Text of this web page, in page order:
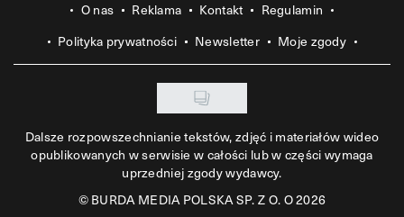
O nas Reklama Kontakt
Regulamin
Polityka prywatności
Newsletter Moje zgody
Dalsze rozpowszechnianie tekstów, zdjęć i materiałów wideo
opublikowanych w serwisie w całości lub w części wymaga
uprzedniej zgody wydawcy.
©BURDA MEDIA POLSKA SP. Z O. O 2026